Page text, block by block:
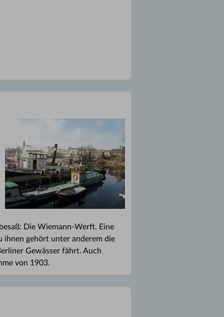
Die Wiemann-Werft. Eine
ihnen gehört unter anderem die
Gewässer fährt. Auch
von 1903.